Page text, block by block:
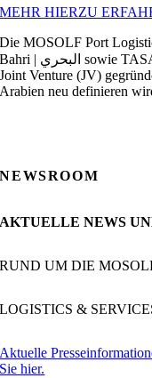
MEHR HIERZU
Die MOSOLF Port
Bahri | البحري sowie TASARU Mobility Investments ein strategisches
Joint Venture (JV)
Arabien neu definieren
NEWSROOM
AKTUELLE NEWS
RUND UM DIE
LOGISTICS &
Aktuelle
Sie hier.